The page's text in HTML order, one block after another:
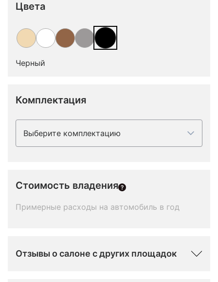
Цвета
Черный
Комплектация
Выберите комплектацию
Стоимость владения
Примерные расходы на автомобиль в год
Отзывы о салоне с других площадок